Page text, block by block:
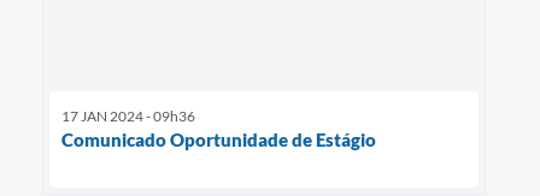
17 JAN 2024 - 09h36
Comunicado Oportunidade de Estágio